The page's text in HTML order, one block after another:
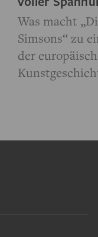
Was macht
Simsons“ zu
der